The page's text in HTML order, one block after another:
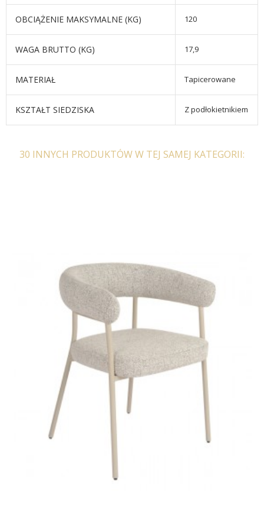
OBCIĄŻENIE MAKSYMALNE (KG) 120
WAGA BRUTTO (KG) 17,9
MATERIAŁ Tapicerowane
KSZTAŁT SIEDZISKA Z podłokietnikiem
OTWIERANY PUF
MODERN BAROCK
WELUR SZARY
458,02 zł
KRZESŁO MODERN
BAROCK WELUR CZARNE
714,67 zł 803,01 zł
30 INNYCH PRODUKTÓW W TEJ SAMEJ KATEGORII: